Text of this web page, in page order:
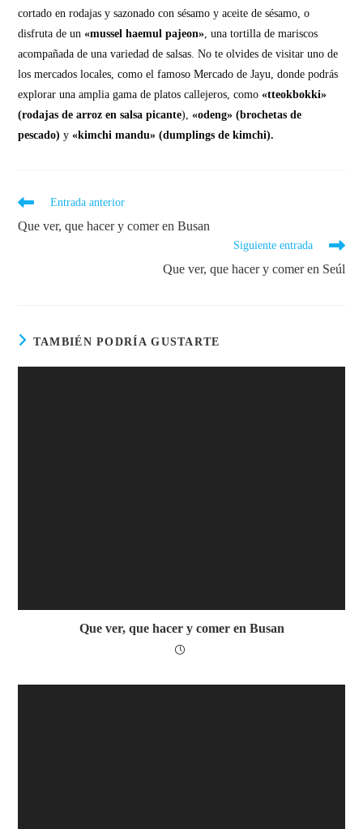
cortado en rodajas y sazonado con sésamo y aceite de sésamo, o
disfruta de un«mussel haemul pajeon» , una tortilla de mariscos
acompañada de una variedad de salsas. No te olvides de visitar uno de
los mercados locales, como el famoso Mercado de Jayu, donde podrás
explorar una amplia gama de platos callejeros, como«tteokbokki»
(rodajas de arroz en salsa picante),«odeng» (brochetas de
pescado)y«kimchi mandu» (dumplings de kimchi).
Entrada anterior
Que ver, que hacer y comer en Busan
Siguiente entrada
Que ver, que hacer y comer en Seúl
TAMBIÉN PODRÍA GUSTARTE
Que ver, que hacer y comer en Busan